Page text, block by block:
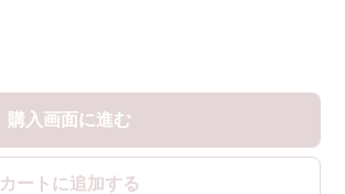
購入画面に進む
カートに追加する